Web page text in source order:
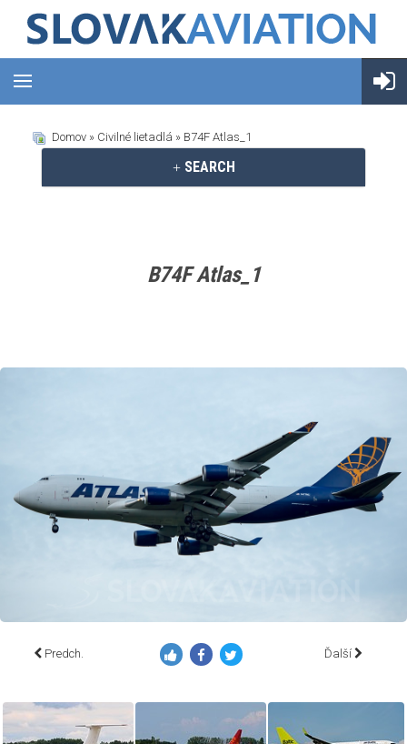
Domov » Civilné lietadlá » B74F Atlas_1
SEARCH
B74F Atlas_1
Predch. Ďalší